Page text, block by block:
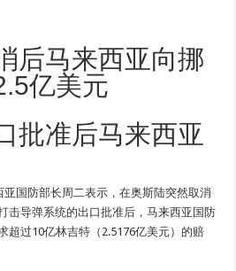
后马来西亚向挪
亿美元
批准后马来西亚
亚国防部长周二表示，在奥斯陆突然取消
击导弹系统的出口批准后，马来西亚国防
超过10亿林吉特（2.5176亿美元）的赔